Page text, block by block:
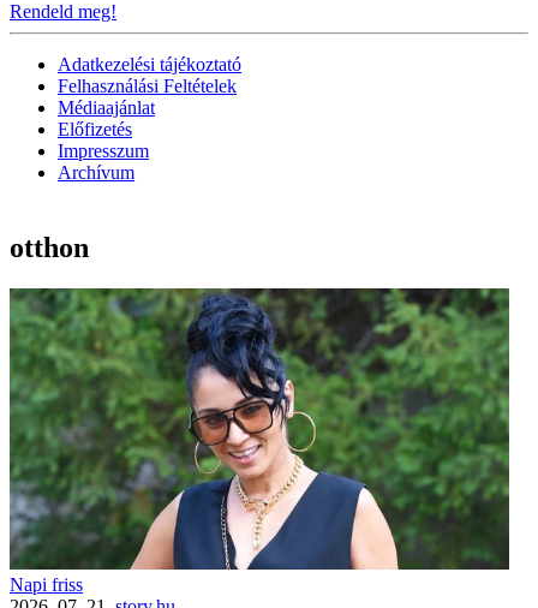
Rendeld meg!
Adatkezelési tájékoztató
Felhasználási Feltételek
Médiaajánlat
Előfizetés
Impresszum
Archívum
otthon
Napi friss